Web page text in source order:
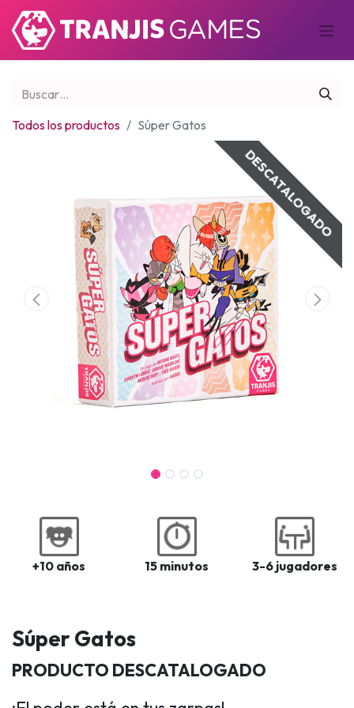
Todos los productos Súper Gatos
DESCATALOGADO
+10 años 15 minutos 3-6 jugadores
Súper Gatos
PRODUCTO DESCATALOGADO